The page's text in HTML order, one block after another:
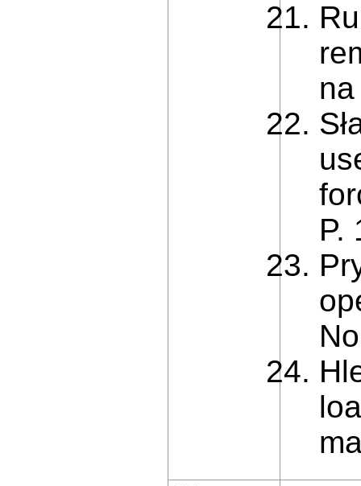
P.